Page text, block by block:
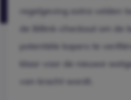
regelgeving extra velden
de Billink-checkout om de
potentiële kopers te
klaar voor de nieuwe
van kracht wordt.